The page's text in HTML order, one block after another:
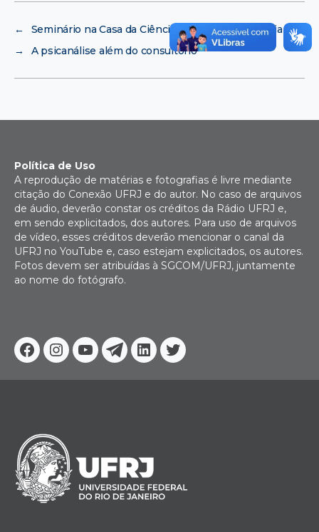
←
Seminário na Casa da Ciência debate Adolescência
→
A psicanálise além do consultório
Facebook
Instagram
YoutubeTelegram
Linkedin
Twitter
Política de Uso
A reprodução de matérias e fotografias é livre mediante
citação do Conexão UFRJ e do autor. No caso de arquivos
de áudio, deverão constar os créditos da Rádio UFRJ e,
em sendo explicitados, dos autores. Para uso de arquivos
de vídeo, esses créditos deverão mencionar o canal da
UFRJ no YouTube e, caso estejam explicitados, os autores.
Fotos devem ser atribuídas à SGCOM/UFRJ, juntamente
ao nome do fotógrafo.